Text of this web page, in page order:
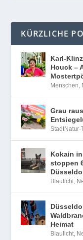
KÜRZLICHE
Karl-
Houck –
Menschen,
Grau
StadtNatur-
Kokain
stoppen
Blaulicht,
Heimat
Blaulicht,